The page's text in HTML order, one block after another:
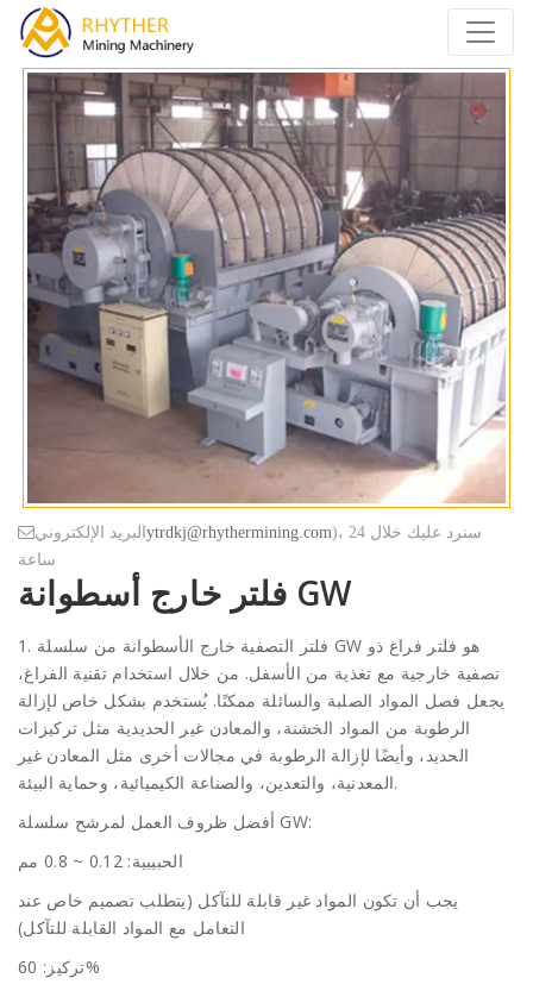
البريد الإلكتروني ytrdkj@rhythermining.com)، سنرد عليك خلال 24
ساعة
فلتر خارج أسطوانة GW
1. فلتر التصفية خارج الأسطوانة من سلسلة GW هو فلتر فراغ ذو
تصفية خارجية مع تغذية من الأسفل. من خلال استخدام تقنية الفراغ،
يجعل فصل المواد الصلبة والسائلة ممكنًا. يُستخدم بشكل خاص لإزالة
الرطوبة من المواد الخشنة، والمعادن غير الحديدية مثل تركيزات
الحديد، وأيضًا لإزالة الرطوبة في مجالات أخرى مثل المعادن غير
المعدنية، والتعدين، والصناعة الكيميائية، وحماية البيئة.
أفضل ظروف العمل لمرشح سلسلة GW:
الحبيبية: 0.12 ~ 0.8 مم
يجب أن تكون المواد غير قابلة للتآكل (يتطلب تصميم خاص عند
التعامل مع المواد القابلة للتآكل)
تركيز: 60%